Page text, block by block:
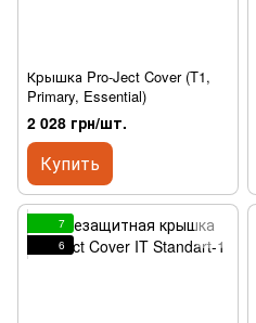
Крышка Pro-Ject Cover (T1,
Primary, Essential)
2 028 грн/шт.
Купить
7
6